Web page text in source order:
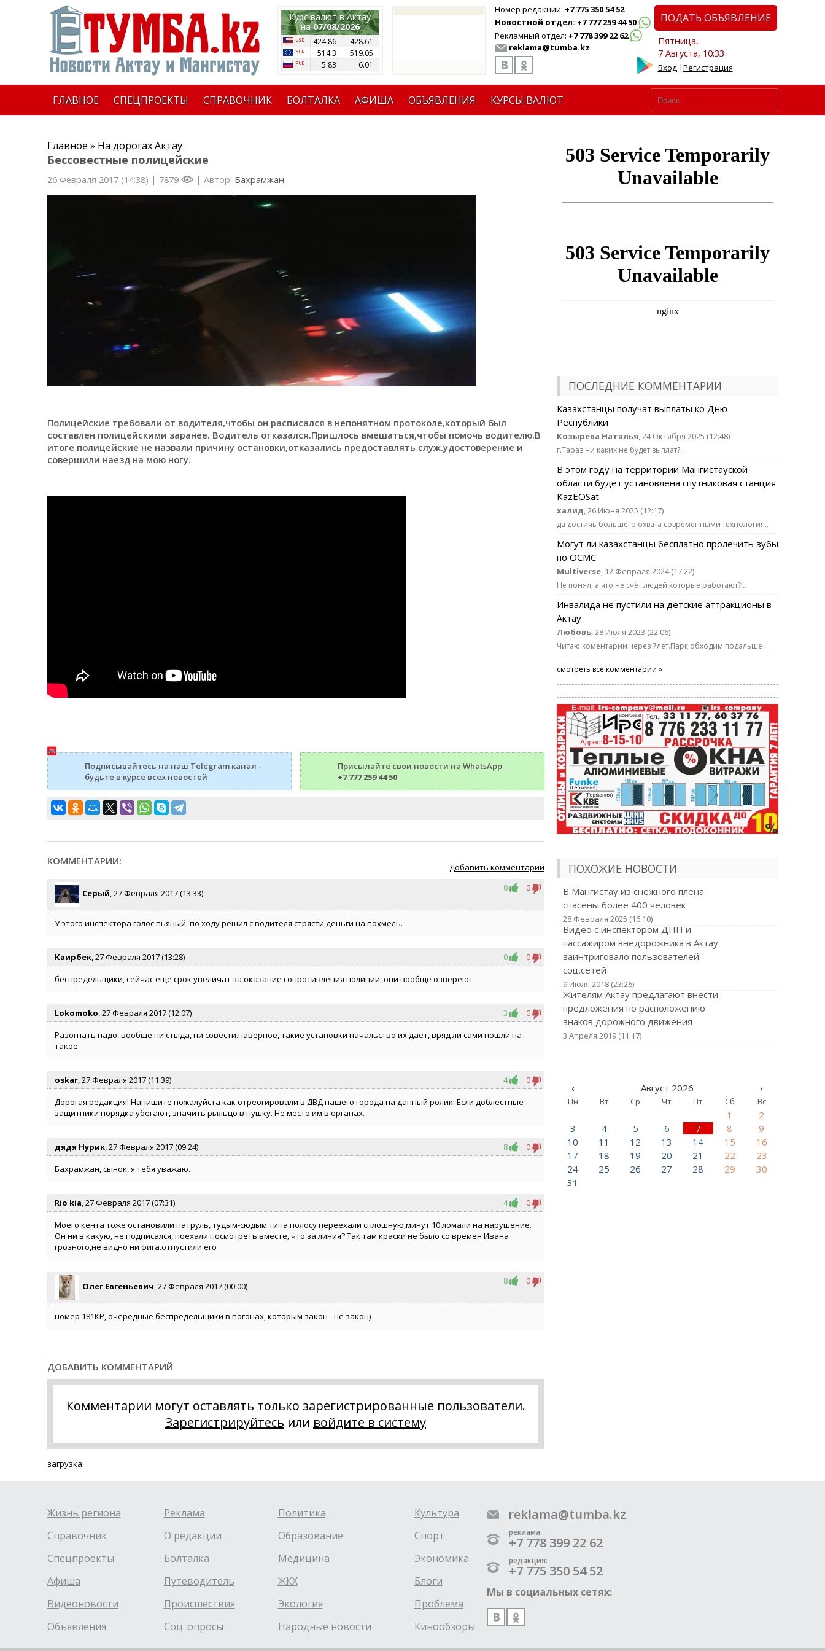
Курс валют в Актау
на07/08/2026
424.86
428.61
514.3
519.05
5.83
6.01
Номер редакции: +7 775 350 54 52
Новостной отдел: +7 777 259 44 50
Рекламный отдел: +7 778 399 22 62
reklama@tumba.kz
ПОДАТЬ ОБЪЯВЛЕНИЕ
Пятница,
7 Августа, 10:33
Вход|Регистрация
ГЛАВНОЕ СПЕЦПРОЕКТЫ СПРАВОЧНИК БОЛТАЛКА АФИША ОБЪЯВЛЕНИЯ КУРСЫ ВАЛЮТ
Главное » На дорогах Актау
Бессовестные полицейские
26 Февраля 2017 (14:38) | 7879 | Автор: Бахрамжан
Полицейские требовали от водителя,чтобы он расписался в непонятном протоколе,который был
составлен полицейскими заранее. Водитель отказался.Пришлось вмешаться,чтобы помочь водителю.В
итоге полицейские не назвали причину остановки,отказались предоставлять служ.удостоверение и
совершили наезд на мою ногу.
Подписывайтесь на наш Telegram канал -
будьте в курсе всех новостей
Присылайте свои новости на WhatsApp
+7 777 259 44 50
КОММЕНТАРИИ:
Добавить комментарий
Серый, 27 Февраля 2017 (13:33)
0 0
У этого инспектора голос пьяный, по ходу решил с водителя стрясти деньги на похмель.
Каирбек, 27 Февраля 2017 (13:28) 0
0
беспредельщики, сейчас еще срок увеличат за оказание сопротивления полиции, они вообще озвереют
Lokomoko , 27 Февраля 2017 (12:07) 3
0
Разогнать надо, вообще ни стыда, ни совести.наверное, такие установки начальство их дает, вряд ли сами пошли на
такое
oskar, 27 Февраля 2017 (11:39) 4
0
Дорогая редакция! Напишите пожалуйста как отреогировали в ДВД нашего города на данный ролик. Если доблестные
защитники порядка убегают, значить рыльцо в пушку. Не место им в органах.
дядя Нурик, 27 Февраля 2017 (09:24) 8
0
Бахрамжан, сынок, я тебя уважаю.
Rio kia , 27 Февраля 2017 (07:31) 4
0
Моего кента тоже остановили патруль, тудым-сюдым типа полосу переехали сплошную,минут 10 ломали на нарушение.
Он ни в какую, не подписался, поехали посмотреть вместе, что за линия? Так там краски не было со времен Ивана
грозного,не видно ни фига.отпустили его
Олег Евгеньевич, 27 Февраля 2017 (00:00)
8 0
номер 181КР, очередные беспредельщики в погонах, которым закон - не закон)
ДОБАВИТЬ КОММЕНТАРИЙ
Комментарии могут оставлять только зарегистрированные пользователи.
Зарегистрируйтесь или войдите в систему
загрузка...
ПОСЛЕДНИЕ КОММЕНТАРИИ
Казахстанцы получат выплаты ко Дню
Республики
Козырева Наталья, 24 Октября 2025 (12:48)
г.Тараз ни каких не будет выплат?..
В этом году на территории Мангистауской
области будет установлена спутниковая станция
KazEOSat
халид, 26 Июня 2025 (12:17)
да достичь большего охвата современными технология..
Могут ли казахстанцы бесплатно пролечить зубы
по ОСМС
Multiverse, 12 Февраля 2024 (17:22)
Не понял, а что не счёт людей которые работают?!..
Инвалида не пустили на детские аттракционы в
Актау
Любовь, 28 Июля 2023 (22:06)
Читаю коментарии через 7лет.Парк обходим подальше ..
смотреть все комментарии »
ПОХОЖИЕ НОВОСТИ
В Мангистау из снежного плена
спасены более 400 человек
28 Февраля 2025 (16:10)
Видео с инспектором ДПП и
пассажиром внедорожника в Актау
заинтриговало пользователей
соц.сетей
9 Июля 2018 (23:26)
Жителям Актау предлагают внести
предложения по расположению
знаков дорожного движения
3 Апреля 2019 (11:17)
‹ Август 2026 ›
Пн Вт Ср Чт Пт Сб Вс
1
2
3
4 5 6 7 8
9
10
11 12 13 14 15
16
17
18 19 20 21 22
23
24
25 26 27 28 29
30
31
Жизнь региона
Справочник
Спецпроекты
Афиша
Видеоновости
Объявления
Реклама
О редакции
Болталка
Путеводитель
Происшествия
Соц. опросы
Политика
Образование
Медицина
ЖКХ
Экология
Народные новости
Культура
Спорт
Экономика
Блоги
Проблема
Кинообзоры
reklama@tumba.kz
реклама:
+7 778 399 22 62
редакция:
+7 775 350 54 52
Мы в социальных сетях: